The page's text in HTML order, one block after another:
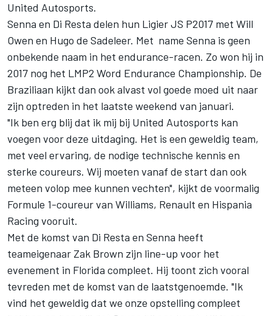
United Autosports.
Senna en Di Resta delen hun Ligier JS P2017 met Will
Owen en Hugo de Sadeleer. Met name Senna is geen
onbekende naam in het endurance-racen. Zo won hij in
2017 nog het LMP2 Word Endurance Championship. De
Braziliaan kijkt dan ook alvast vol goede moed uit naar
zijn optreden in het laatste weekend van januari.
"Ik ben erg blij dat ik mij bij United Autosports kan
voegen voor deze uitdaging. Het is een geweldig team,
met veel ervaring, de nodige technische kennis en
sterke coureurs. Wij moeten vanaf de start dan ook
meteen volop mee kunnen vechten", kijkt de voormalig
Formule 1-coureur van Williams, Renault en Hispania
Racing vooruit.
Met de komst van Di Resta en Senna heeft
teameigenaar Zak Brown zijn line-up voor het
evenement in Florida compleet. Hij toont zich vooral
tevreden met de komst van de laatstgenoemde. "Ik
vind het geweldig dat we onze opstelling compleet